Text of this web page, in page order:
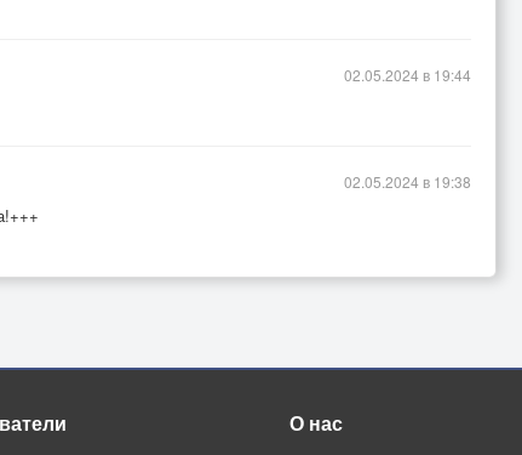
02.05.2024 в 19:44
02.05.2024 в 19:38
О нас